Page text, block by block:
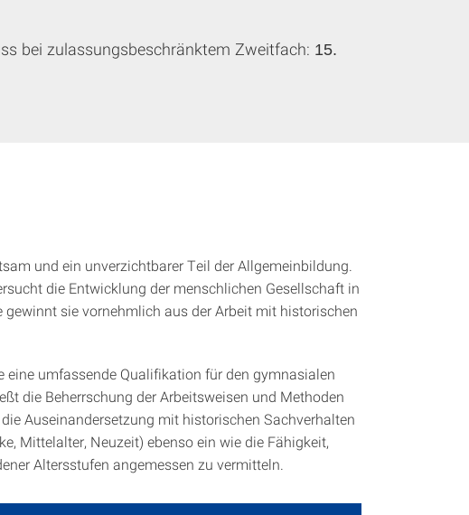
bei zulassungsbeschränktem Zweitfach: 15.
und ein unverzichtbarer Teil der All­gemeinbildung.
die Entwicklung der menschlichen Gesellschaft in
ge­winnt sie vornehmlich aus der Arbeit mit historischen
umfassende Qualifikation für den gymnasialen
die Beherrschung der Arbeitsweisen und Methoden
Aus­einandersetzung mit historischen Sachverhalten
Mittelalter, Neuzeit) ebenso ein wie die Fähigkeit,
Altersstufen angemessen zu vermitteln.